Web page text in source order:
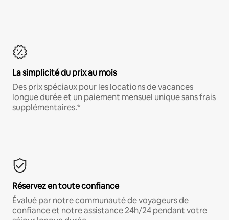
La simplicité du prix au mois
Des prix spéciaux pour les locations de vacances
longue durée et un paiement mensuel unique sans frais
supplémentaires.*
Réservez en toute confiance
Évalué par notre communauté de voyageurs de
confiance et notre assistance 24h/24 pendant votre